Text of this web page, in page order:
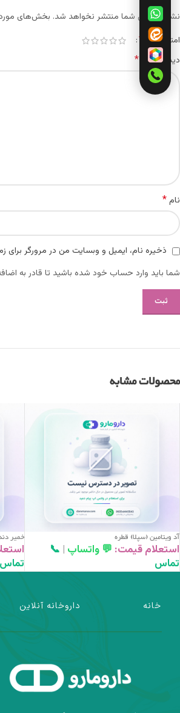
نشانی ایمیل شما منتشر نخواهد شد. بخش‌های
امتیاز شما *
دیدگاه شما *
نام*
ذخیره نام، ایمیل و وبسایت من در مرورگر برای
شما باید وارد حساب خود شده باشید تا قادر به
محصولات مشابه
آد ويتامين (سپلا) قطره
استعلام قیمت: 💬 واتساپ |
📞
تماس
خمير
تماس
خانه داروخانه آنلاین